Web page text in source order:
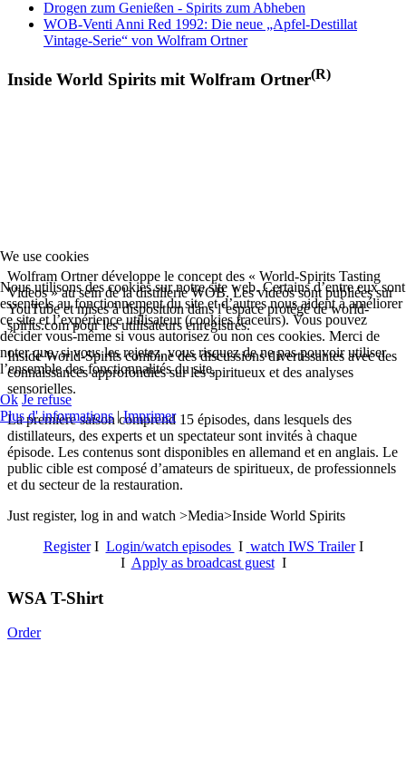
Drogen zum Genießen - Spirits zum Abheben
WOB-Venti Anni Red 1992: Die neue „Apfel-Destillat
Vintage-Serie“ von Wolfram Ortner
Inside World Spirits mit Wolfram Ortner(R)
Wolfram Ortner développe le concept des « World-Spirits Tasting
Videos » au sein de la distillerie WOB. Les vidéos sont publiées sur
YouTube et mises à disposition dans l’espace protégé de world-
spirits.com pour les utilisateurs enregistrés.
Inside World-Spirits combine des discussions divertissantes avec des
connaissances approfondies sur les spiritueux et des analyses
sensorielles.
La première saison comprend 15 épisodes, dans lesquels des
distillateurs, des experts et un spectateur sont invités à chaque
épisode. Les contenus sont disponibles en allemand et en anglais. Le
public cible est composé d’amateurs de spiritueux, de professionnels
et du secteur de la restauration.
Just register, log in and watch >Media>Inside World Spirits
RegisterI Login/watch episodes I watch IWS TrailerI
I Apply as broadcast guestI
WSA T-Shirt
Order
We use cookies
Nous utilisons des cookies sur notre site web. Certains d’entre eux sont
essentiels au fonctionnement du site et d’autres nous aident à améliorer
ce site et l’expérience utilisateur (cookies traceurs). Vous pouvez
décider vous-même si vous autorisez ou non ces cookies. Merci de
noter que, si vous les rejetez, vous risquez de ne pas pouvoir utiliser
l’ensemble des fonctionnalités du site.
Ok Je refuse
Plus d' informations|Imprimer